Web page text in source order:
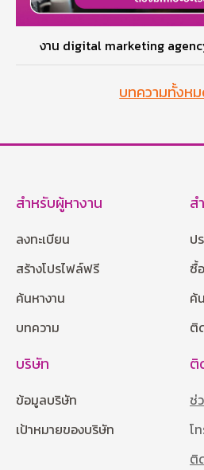
งาน digital marketing
บทความทั้งห
สำหรับผู้หางาน
ลงทะเบียน
สร้างโปรไฟล์ฟรี
ค้นหางาน
บทความ
ส
ป
ซื้
ค้
ติ
บริษัท
ข้อมูลบริษัท
เป้าหมายของบริษัท
ติ
ช่
โ
ติ